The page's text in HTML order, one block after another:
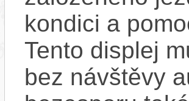
kondici a
Tento displej
bez návštěvy